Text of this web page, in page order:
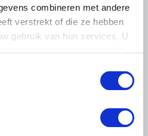
combineren met andere
verstrekt of die ze hebben
gebruik van hun services. U